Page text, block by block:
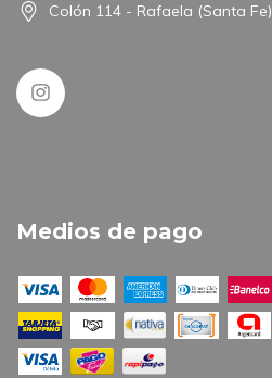
Colón 114 - Rafaela (Santa Fe)
Medios de pago